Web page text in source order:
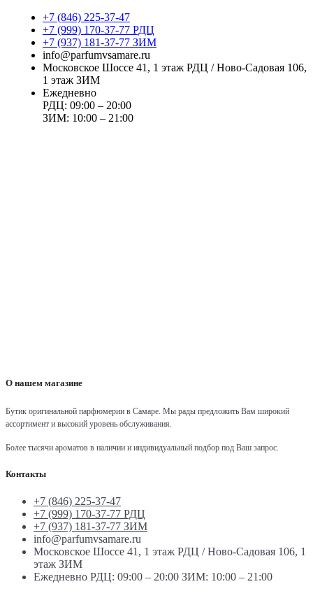
+7 (846) 225-37-47
+7 (999) 170-37-77 РДЦ
+7 (937) 181-37-77 ЗИМ
info@parfumvsamare.ru
Московское Шоссе 41, 1 этаж РДЦ / Ново-Садовая 106,
1 этаж ЗИМ
Ежедневно
РДЦ: 09:00 – 20:00
ЗИМ: 10:00 – 21:00
О нашем магазине
Бутик оригинальной парфюмерии в Самаре. Мы рады предложить Вам широкий
ассортимент и высокий уровень обслуживания.
Более тысячи ароматов в наличии и индивидуальный подбор под Ваш запрос.
Контакты
+7 (846) 225-37-47
+7 (999) 170-37-77 РДЦ
+7 (937) 181-37-77 ЗИМ
info@parfumvsamare.ru
Московское Шоссе 41, 1 этаж РДЦ / Ново-Садовая 106, 1
этаж ЗИМ
Ежедневно РДЦ: 09:00 – 20:00 ЗИМ: 10:00 – 21:00